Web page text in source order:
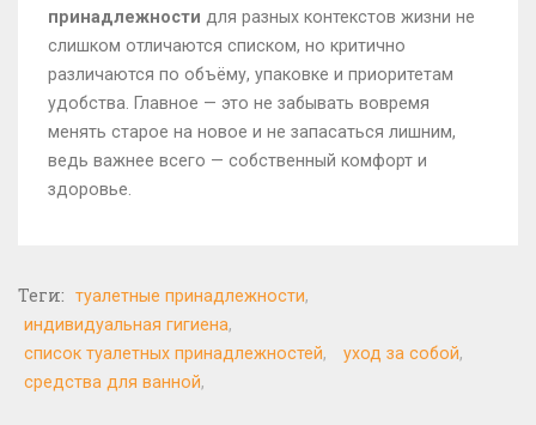
принадлежности для разных контекстов жизни не
слишком отличаются списком, но критично
различаются по объёму, упаковке и приоритетам
удобства. Главное — это не забывать вовремя
менять старое на новое и не запасаться лишним,
ведь важнее всего — собственный комфорт и
здоровье.
Теги:
туалетные принадлежности
индивидуальная гигиена
список туалетных принадлежностей
уход за собой
средства для ванной